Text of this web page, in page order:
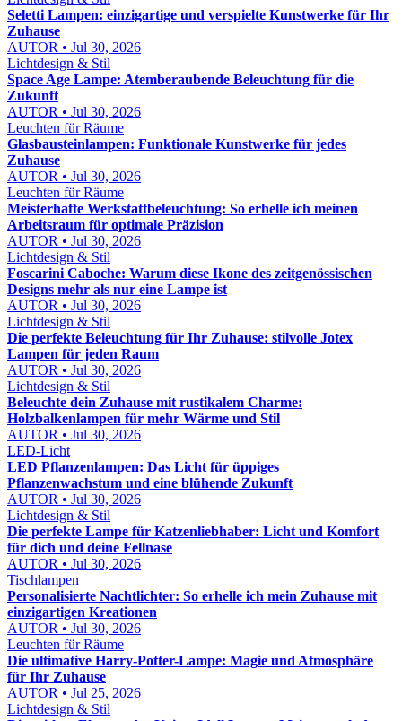
Seletti Lampen: einzigartige und verspielte Kunstwerke für Ihr
Zuhause
AUTOR • Jul 30, 2026
Lichtdesign & Stil
Space Age Lampe: Atemberaubende Beleuchtung für die
Zukunft
AUTOR • Jul 30, 2026
Leuchten für Räume
Glasbausteinlampen: Funktionale Kunstwerke für jedes
Zuhause
AUTOR • Jul 30, 2026
Leuchten für Räume
Meisterhafte Werkstattbeleuchtung: So erhelle ich meinen
Arbeitsraum für optimale Präzision
AUTOR • Jul 30, 2026
Lichtdesign & Stil
Foscarini Caboche: Warum diese Ikone des zeitgenössischen
Designs mehr als nur eine Lampe ist
AUTOR • Jul 30, 2026
Lichtdesign & Stil
Die perfekte Beleuchtung für Ihr Zuhause: stilvolle Jotex
Lampen für jeden Raum
AUTOR • Jul 30, 2026
Lichtdesign & Stil
Beleuchte dein Zuhause mit rustikalem Charme:
Holzbalkenlampen für mehr Wärme und Stil
AUTOR • Jul 30, 2026
LED-Licht
LED Pflanzenlampen: Das Licht für üppiges
Pflanzenwachstum und eine blühende Zukunft
AUTOR • Jul 30, 2026
Lichtdesign & Stil
Die perfekte Lampe für Katzenliebhaber: Licht und Komfort
für dich und deine Fellnase
AUTOR • Jul 30, 2026
Tischlampen
Personalisierte Nachtlichter: So erhelle ich mein Zuhause mit
einzigartigen Kreationen
AUTOR • Jul 30, 2026
Leuchten für Räume
Die ultimative Harry-Potter-Lampe: Magie und Atmosphäre
für Ihr Zuhause
AUTOR • Jul 25, 2026
Lichtdesign & Stil